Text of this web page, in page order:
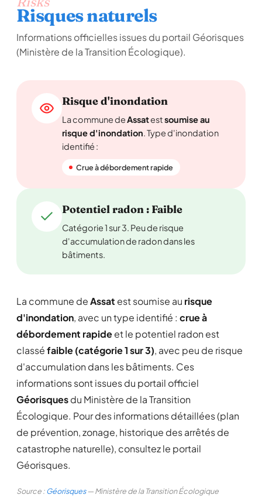
Risques naturels
Informations officielles issues du portail Géorisques
(Ministère de la Transition Écologique).
Risque d'inondation
La commune deAssatestsoumise au
risque d'inondation. Type d'inondation
identifié :
Crue à débordement rapide
Potentiel radon : Faible
Catégorie 1 sur 3. Peu de risque
d'accumulation de radon dans les
bâtiments.
La commune deAssat est soumise au risque
d'inondation, avec un type identifié : crue à
débordement rapideet le potentiel radon est
classéfaible (catégorie 1 sur 3), avec peu de risque
d'accumulation dans les bâtiments. Ces
informations sont issues du portail officiel
Géorisquesdu Ministère de la Transition
Écologique. Pour des informations détaillées (plan
de prévention, zonage, historique des arrêtés de
catastrophe naturelle), consultez le portail
Géorisques.
Source :Géorisques— Ministère de la Transition Écologique